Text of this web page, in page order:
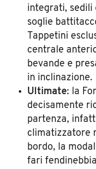
integrati, sedili
soglie
Tappetini
centrale
bevande e
in inclinazione.
Ultimate: la
decisamente
partenza,
climatizzatore
bordo, la
fari